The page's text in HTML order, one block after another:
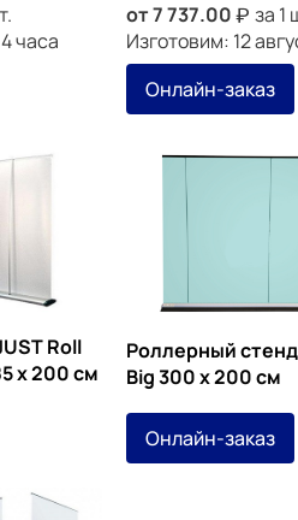
часа
от7 737.00
за 1
Изготовим: 12
Онлайн-заказ
Roll
х 200 см
Роллерный
Big 300 х 200 см
Онлайн-заказ